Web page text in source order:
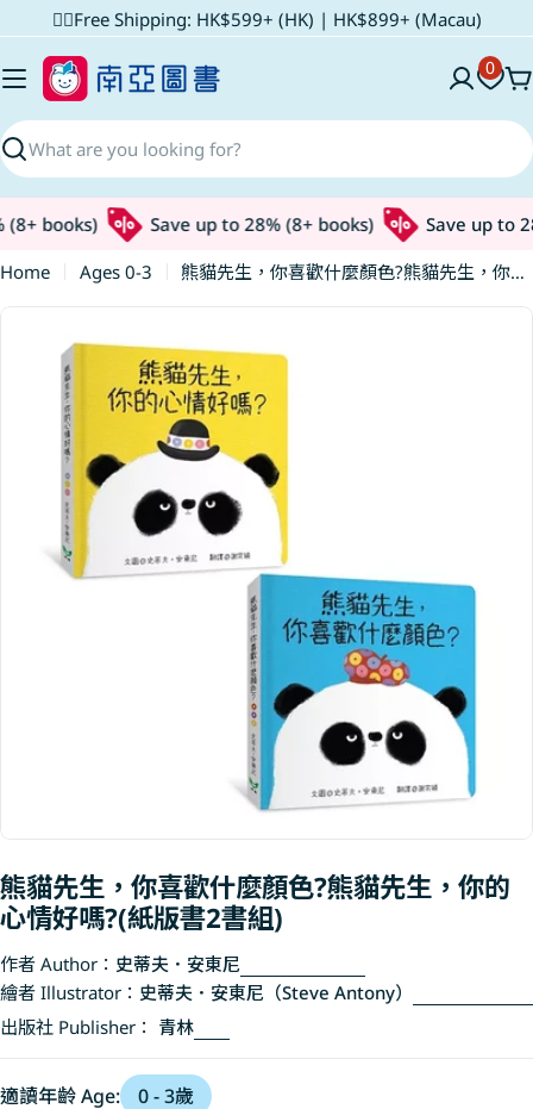
to
content
✌🏼Free Shipping: HK$599+ (HK) | HK$899+ (Macau)
Search
0
books) Save up to 28% (8+ books)
Save up to
Home
Ages 0-3
熊貓先生，你喜歡什麼顏色?熊貓先生，你的心情好嗎?(紙版書2書組)
Skip
information
Open media 0 in modal
熊貓先生，你喜歡什麼顏色?熊貓先生，你的
心情好嗎?(紙版書2書組)
作者 Author： 史蒂夫．安東尼
繪者 Illustrator： 史蒂夫．安東尼（Steve Antony）
出版社 Publisher： 青林
適讀年齡 Age: 0 - 3歲